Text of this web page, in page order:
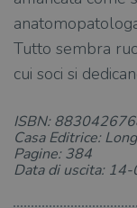
Tutto sembra
cui soci si
ISBN:
Casa Editrice:
Pagine: 384
Data di uscita: